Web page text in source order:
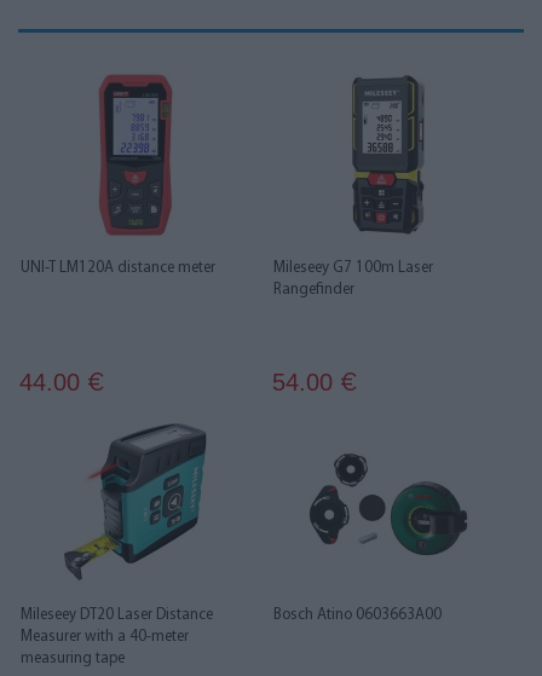
UNI-T LM120A distance meter
44.00 €
Mileseey G7 100m Laser
Rangefinder
54.00 €
Mileseey DT20 Laser Distance
Measurer with a 40-meter
measuring tape
Bosch Atino 0603663A00